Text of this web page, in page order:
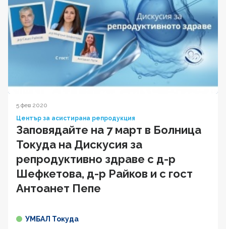
5 фев 2020
Център за асистирана репродукция
Заповядайте на 7 март в Болница
Токуда на Дискусия за
репродуктивно здраве с д-р
Шефкетова, д-р Райков и с гост
Антоанет Пепе
УМБАЛ Токуда